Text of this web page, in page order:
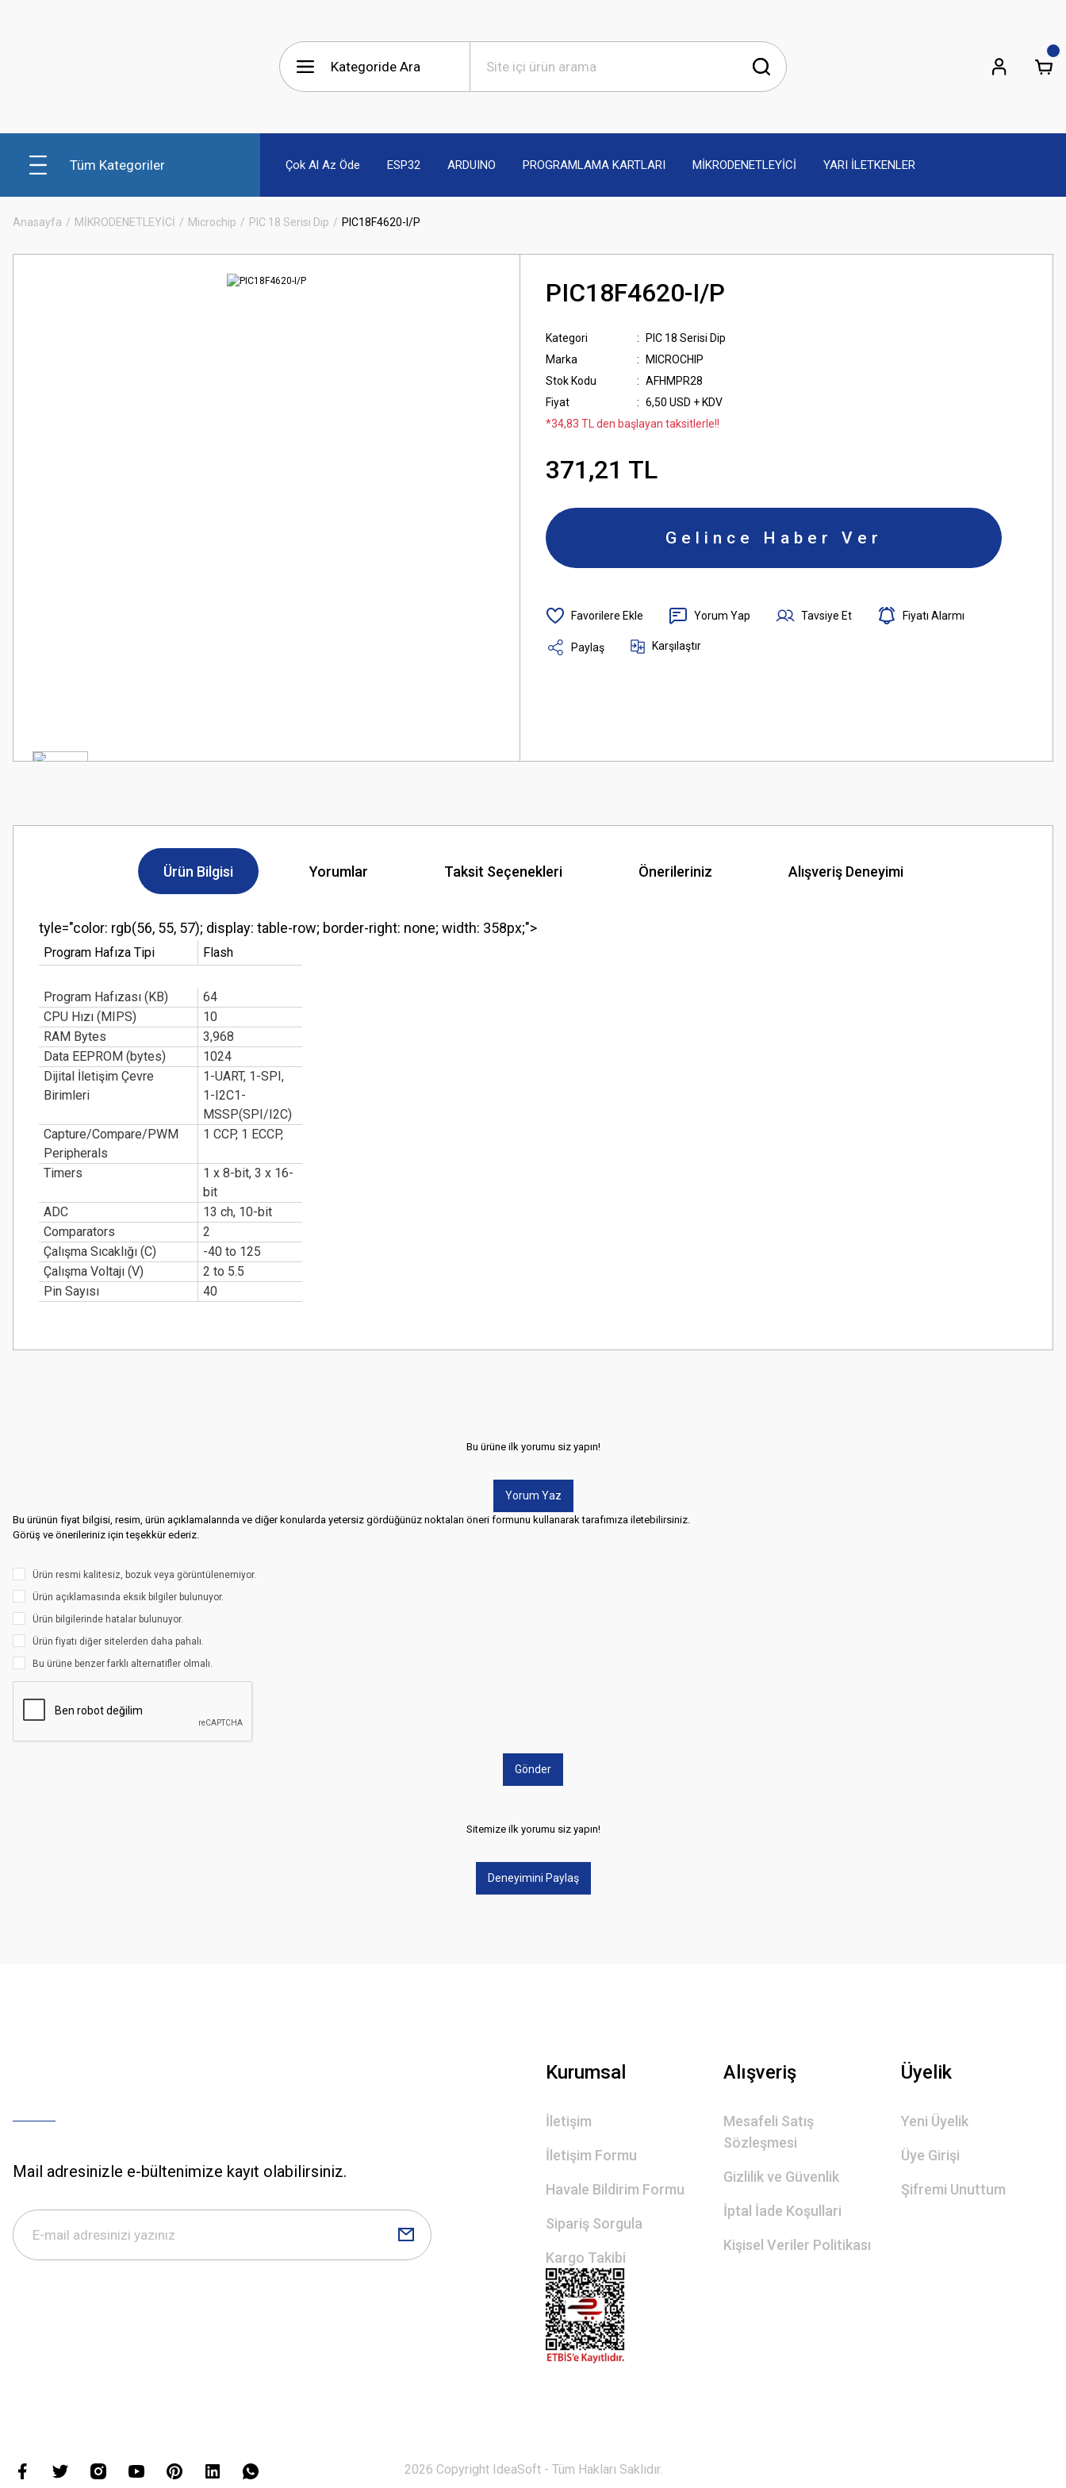
Tüm Kategoriler Çok Al Az Öde ESP32 ARDUINO PROGRAMLAMA KARTLARI MİKRODENETLEYİCİ YARI İLETKENLER
Anasayfa MİKRODENETLEYİCİ Microchip PIC 18 Serisi Dip PIC18F4620-I/P
PIC18F4620-I/P
Kategori
PIC 18 Serisi Dip
Marka
MICROCHIP
Stok Kodu
AFHMPR28
Fiyat
6,50 USD + KDV
*34,83 TL den başlayan taksitlerle!!
371,21 TL
Gelince Haber Ver
Yorum Yap Tavsiye Et Fiyatı Alarmı
Paylaş Karşılaştır
Ürün Bilgisi Yorumlar Taksit Seçenekleri Önerileriniz Alışveriş Deneyimi
tyle="color: rgb(56, 55, 57); display: table-row; border-right: none; width: 358px;">
Program Hafıza Tipi Flash
Program Hafızası (KB)
64
CPU Hızı (MIPS)
10
RAM Bytes
3,968
Data EEPROM (bytes)
1024
Dijital İletişim Çevre
Birimleri
1-UART, 1-SPI,
1-I2C1-
MSSP(SPI/I2C)
Capture/Compare/PWM
Peripherals
1 CCP, 1 ECCP,
Timers
1 x 8-bit, 3 x 16-
bit
ADC
13 ch, 10-bit
Comparators
2
Çalışma Sıcaklığı (C)
-40 to 125
Çalışma Voltajı (V)
2 to 5.5
Pin Sayısı
40
Bu ürüne ilk yorumu siz yapın!
Yorum Yaz
Bu ürünün fiyat bilgisi, resim, ürün açıklamalarında ve diğer konularda yetersiz gördüğünüz noktaları öneri formunu kullanarak tarafımıza iletebilirsiniz.
Görüş ve önerileriniz için teşekkür ederiz.
Ürün resmi kalitesiz, bozuk veya görüntülenemiyor.
Ürün açıklamasında eksik bilgiler bulunuyor.
Ürün bilgilerinde hatalar bulunuyor.
Ürün fiyatı diğer sitelerden daha pahalı.
Bu ürüne benzer farklı alternatifler olmalı.
Gönder
Sitemize ilk yorumu siz yapın!
Deneyimini Paylaş
Mail adresinizle e-bültenimize kayıt olabilirsiniz.
Kurumsal
İletişim
İletişim Formu
Havale Bildirim Formu
Sipariş Sorgula
Kargo Takibi
Alışveriş
Mesafeli Satış
Sözleşmesi
Gizlilik ve Güvenlik
İptal İade Koşullari
Kişisel Veriler Politikası
Üyelik
Yeni Üyelik
Üye Girişi
Şifremi Unuttum
2026 Copyright IdeaSoft - Tüm Hakları Saklıdır.